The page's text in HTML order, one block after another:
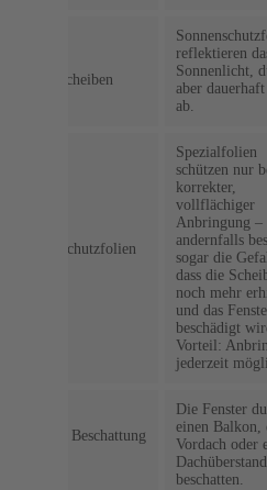
Fensterscheiben
reflektieren
Sonnenlicht,
aber
ab.
Sonnenschutzfolien
Spezialfolien
schützen nur
korrekter,
vollflächiger
Anbringung –
andernfalls
sogar die
dass die
noch mehr
und das
beschädigt
Vorteil:
jederzeit
bauliche Beschattung
Die Fenster
einen Balkon,
Vordach oder
Dachüberstand
beschatten.